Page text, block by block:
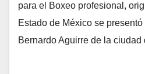
para el Boxeo profesional,
Estado de México se
Bernardo Aguirre de la